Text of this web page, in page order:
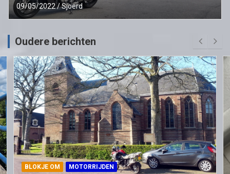
09/05/2022 Sjoerd
Oudere berichten
BLOKJE OM MOTORRIJDEN